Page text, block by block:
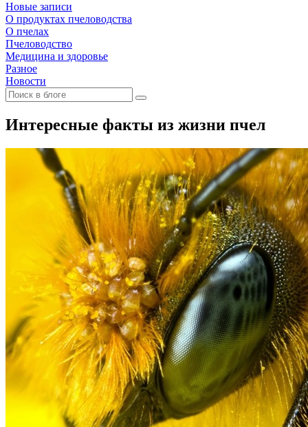
Новые записи
О продуктах пчеловодства
О пчелах
Пчеловодство
Медицина и здоровье
Разное
Новости
Интересные факты из жизни пчел